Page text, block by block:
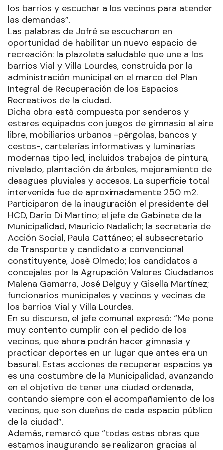
los barrios y escuchar a los vecinos para atender
las demandas”.
Las palabras de Jofré se escucharon en
oportunidad de habilitar un nuevo espacio de
recreación: la plazoleta saludable que une a los
barrios Vial y Villa Lourdes, construida por la
administración municipal en el marco del Plan
Integral de Recuperación de los Espacios
Recreativos de la ciudad.
Dicha obra está compuesta por senderos y
estares equipados con juegos de gimnasio al aire
libre, mobiliarios urbanos -pérgolas, bancos y
cestos-, cartelerías informativas y luminarias
modernas tipo led, incluidos trabajos de pintura,
nivelado, plantación de árboles, mejoramiento de
desagües pluviales y accesos. La superficie total
intervenida fue de aproximadamente 250 m2.
Participaron de la inauguración el presidente del
HCD, Darío Di Martino; el jefe de Gabinete de la
Municipalidad, Mauricio Nadalich; la secretaria de
Acción Social, Paula Cattáneo; el subsecretario
de Transporte y candidato a convencional
constituyente, Josè Olmedo; los candidatos a
concejales por la Agrupación Valores Ciudadanos
Malena Gamarra, José Delguy y Gisella Martínez;
funcionarios municipales y vecinos y vecinas de
los barrios Vial y Villa Lourdes.
En su discurso, el jefe comunal expresó: “Me pone
muy contento cumplir con el pedido de los
vecinos, que ahora podrán hacer gimnasia y
practicar deportes en un lugar que antes era un
basural. Estas acciones de recuperar espacios ya
es una costumbre de la Municipalidad, avanzando
en el objetivo de tener una ciudad ordenada,
contando siempre con el acompañamiento de los
vecinos, que son dueños de cada espacio público
de la ciudad”.
Además, remarcó que “todas estas obras que
estamos inaugurando se realizaron gracias al